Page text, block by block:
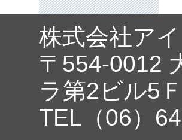
株式会社ア
〒554-0012
ラ第2ビル5Ｆ
TEL（06）